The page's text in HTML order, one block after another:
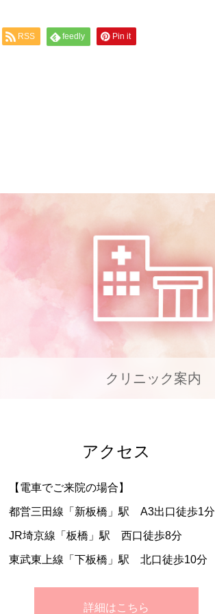
RSS feedly Pin it
クリニック案内
アクセス
【電車でご来院の場合】
都営三田線「新板橋」駅 A3出口徒歩1分
JR埼京線「板橋」駅 西口徒歩8分
東武東上線「下板橋」駅 北口徒歩10分
詳細はこちら